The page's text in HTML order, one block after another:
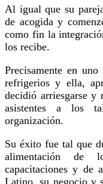
Al igual que su
de acogida y
como fin la
los recibe.
Precisamente en
refrigerios y ella,
decidió arriesgarse y
asistentes a los
organización.
Su éxito fue tal que
alimentación de
capacitaciones y de
Latino, su negocio y